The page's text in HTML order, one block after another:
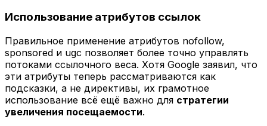
Использование атрибутов ссылок
Правильное применение атрибутов nofollow,
sponsored и ugc позволяет более точно управлять
потоками ссылочного веса. Хотя Google заявил, что
эти атрибуты теперь рассматриваются как
подсказки, а не директивы, их грамотное
использование всё ещё важно для стратегии
увеличения посещаемости.